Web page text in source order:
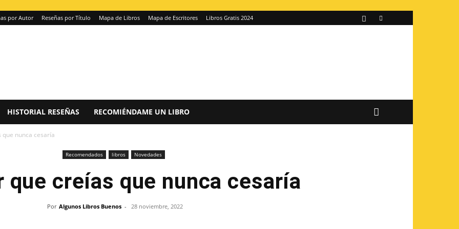
por Autor Reseñas por Título Mapa de Libros Mapa de Escritores Libros Gratis 2024
HISTORIAL RESEÑAS RECOMIÉNDAME UN LIBRO
que nunca cesaría
Recomendados libros Novedades
que creías que nunca cesaría
Por Algunos Libros Buenos - 28 noviembre, 2022